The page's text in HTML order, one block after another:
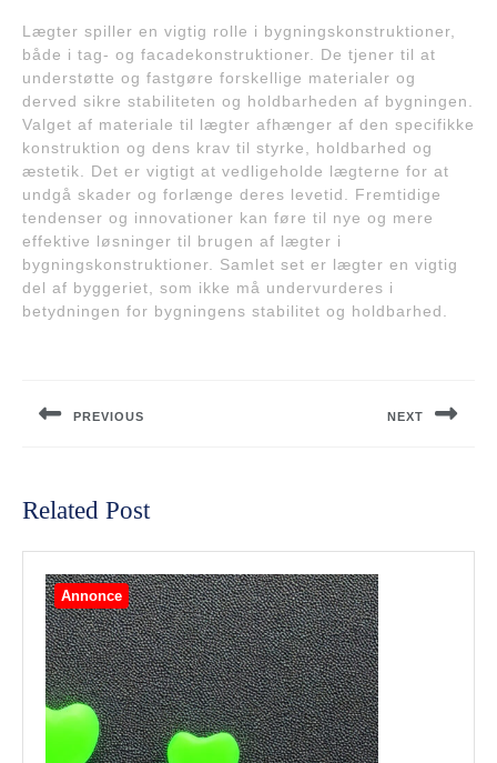
Lægter spiller en vigtig rolle i bygningskonstruktioner,
både i tag- og facadekonstruktioner. De tjener til at
understøtte og fastgøre forskellige materialer og
derved sikre stabiliteten og holdbarheden af bygningen.
Valget af materiale til lægter afhænger af den specifikke
konstruktion og dens krav til styrke, holdbarhed og
æstetik. Det er vigtigt at vedligeholde lægterne for at
undgå skader og forlænge deres levetid. Fremtidige
tendenser og innovationer kan føre til nye og mere
effektive løsninger til brugen af lægter i
bygningskonstruktioner. Samlet set er lægter en vigtig
del af byggeriet, som ikke må undervurderes i
betydningen for bygningens stabilitet og holdbarhed.
PREVIOUS NEXT
Related Post
Annonce